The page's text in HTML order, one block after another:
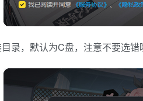
录，默认为C盘，注意不要选错